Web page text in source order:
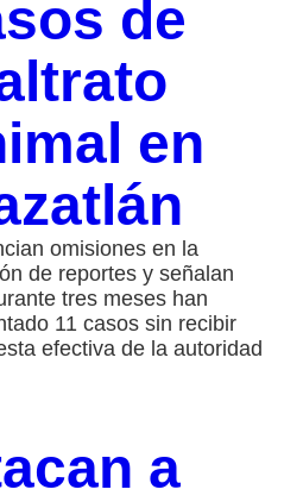
de
en
omisiones en la
de reportes y señalan
tres meses han
11 casos sin recibir
efectiva de la autoridad
a